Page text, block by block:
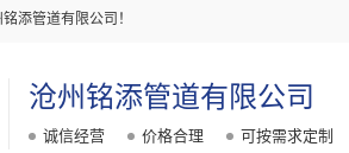
添管道有限公司！
沧州铭添管道有限公司
诚信经营 价格合理 可按需求定制